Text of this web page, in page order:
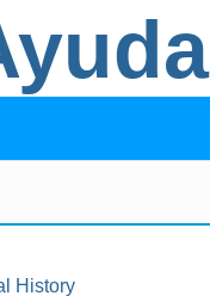
History